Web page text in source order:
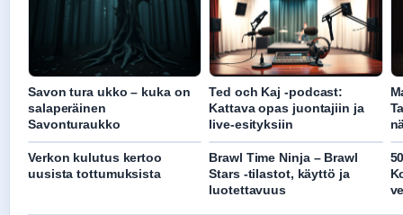
Savon tura ukko – kuka on
salaperäinen
Savonturaukko
Ted och Kaj -podcast:
Kattava opas juontajiin ja
live-esityksiin
Verkon kulutus kertoo
uusista tottumuksista
Brawl Time Ninja – Brawl
Stars -tilastot, käyttö ja
luotettavuus